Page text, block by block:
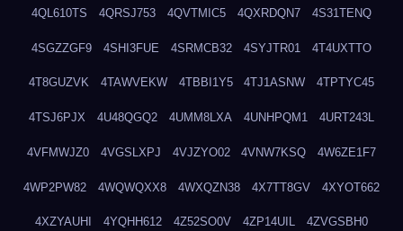
4QL610TS 4QRSJ753 4QVTMIC5 4QXRDQN7 4S31TENQ
4SGZZGF9 4SHI3FUE 4SRMCB32 4SYJTR01 4T4UXTTO
4T8GUZVK 4TAWVEKW 4TBBI1Y5 4TJ1ASNW 4TPTYC45
4TSJ6PJX 4U48QGQ2 4UMM8LXA 4UNHPQM1 4URT243L
4VFMWJZ0 4VGSLXPJ 4VJZYO02 4VNW7KSQ 4W6ZE1F7
4WP2PW82 4WQWQXX8 4WXQZN38 4X7TT8GV 4XYOT662
4XZYAUHI 4YQHH612 4Z52SO0V 4ZP14UIL 4ZVGSBH0